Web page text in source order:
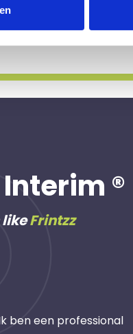
de slag gaat.
®
likeFrintzz
ben een professional